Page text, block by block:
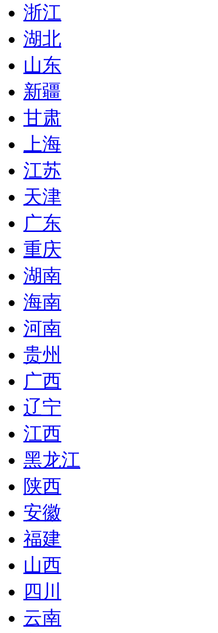
浙江
湖北
山东
新疆
甘肃
上海
江苏
天津
广东
重庆
湖南
海南
河南
贵州
广西
辽宁
江西
黑龙江
陕西
安徽
福建
山西
四川
云南